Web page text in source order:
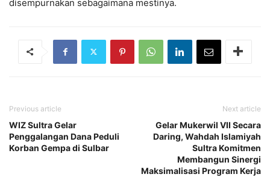
disempurnakan sebagaimana mestinya.
Previous article
WIZ Sultra Gelar
Penggalangan Dana Peduli
Korban Gempa di Sulbar
Next article
Gelar Mukerwil VII Secara
Daring, Wahdah Islamiyah
Sultra Komitmen
Membangun Sinergi
Maksimalisasi Program Kerja